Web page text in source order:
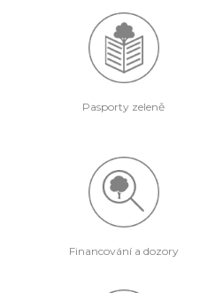
Pasporty zeleně
Financování a dozory